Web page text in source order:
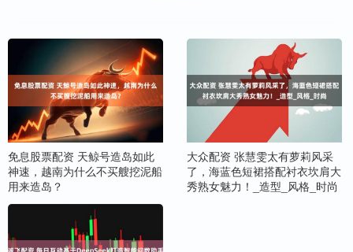
免息股票配资 天鲸号造岛如此
神速，越南为什么不买艘挖泥船
用来造岛？
大众配资 张慧雯太有萝莉风采
了，海蓝色短裙搭配衬衣坎肩大
秀熟女魅力！_造型_风格_时尚